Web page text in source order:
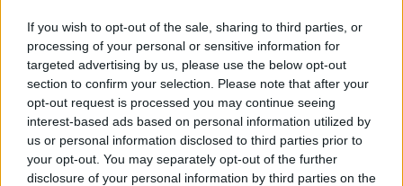
If you wish to opt-out of the sale, sharing to third parties, or
processing of your personal or sensitive information for
targeted advertising by us, please use the below opt-out
section to confirm your selection. Please note that after your
opt-out request is processed you may continue seeing
interest-based ads based on personal information utilized by
us or personal information disclosed to third parties prior to
your opt-out. You may separately opt-out of the further
disclosure of your personal information by third parties on the
Φορολογικές δηλώσεις (Eurokinissi)